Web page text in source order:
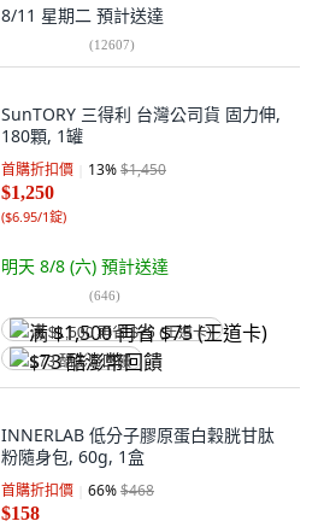
8/11 星期二 預計送達
(12607)
SunTORY 三得利 台灣公司貨 固力伸,
180顆, 1罐
首購折扣價 13%$1,450
$1,250
($6.95/1錠)
明天 8/8 (六) 預計送達
(646)
满 $1,500 再省 $75 (王道卡)
$73 酷澎幣回饋
INNERLAB 低分子膠原蛋白穀胱甘肽
粉隨身包, 60g, 1盒
首購折扣價 66%$468
$158